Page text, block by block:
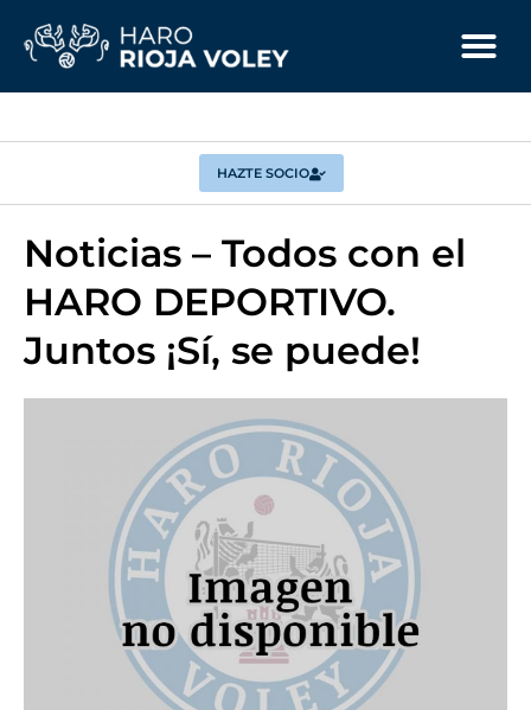
HAZTE SOCIO
Noticias – Todos con el
HARO DEPORTIVO.
Juntos ¡Sí, se puede!